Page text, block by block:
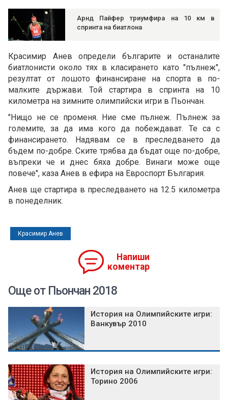
Арнд Пайфер триумфира на 10 км в
спринта на биатлона
Красимир Анев определи българите и останалите
биатлонисти около тях в класирането като "пълнеж",
резултат от лошото финансиране на спорта в по-
малките държави. Той стартира в спринта на 10
километра на зимните олимпийски игри в Пьончан.
"Нищо не се променя. Ние сме пълнеж. Пълнеж за
големите, за да има кого да побеждават. Те са с
финансирането. Надявам се в преследването да
бъдем по-добре. Ските трябва да бъдат още по-добре,
въпреки че и днес бяха добре. Винаги може още
повече", каза Анев в ефира на Евроспорт България.
Анев ще стартира в преследването на 12.5 километра
в понеделник.
Красимир Анев
Напиши
коментар
Още от Пьончан 2018
История на Олимпийските игри:
Ванкувър 2010
История на Олимпийските игри:
Торино 2006